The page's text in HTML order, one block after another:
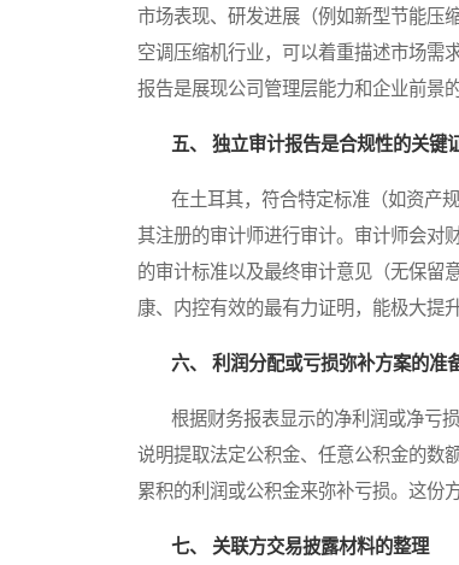
市场表现、研发进展（例如新型节能压
空调压缩机行业，可以着重描述市场需
报告是展现公司管理层能力和企业前景
五、 独立审计报告是合规性的关键
在土耳其，符合特定标准（如资产规
其注册的审计师进行审计。审计师会对
的审计标准以及最终审计意见（无保留
康、内控有效的最有力证明，能极大提
六、 利润分配或亏损弥补方案的准
根据财务报表显示的净利润或净亏损
说明提取法定公积金、任意公积金的数
累积的利润或公积金来弥补亏损。这份
七、 关联方交易披露材料的整理